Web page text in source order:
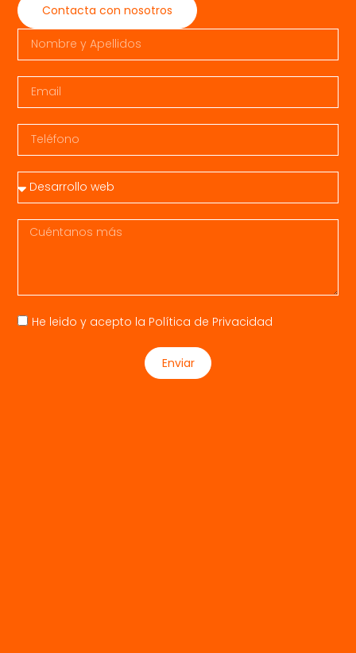
Contacta con nosotros
He leido y acepto la Política de Privacidad
Enviar